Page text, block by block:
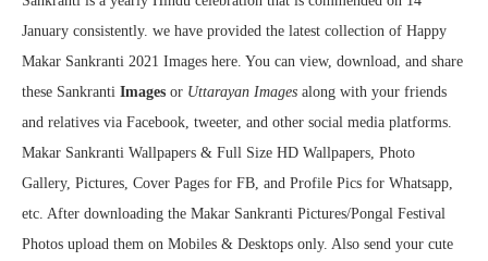
January consistently. we have provided the latest collection of Happy
Makar Sankranti 2021 Images here. You can view, download, and share
these Sankranti Images or Uttarayan Images along with your friends
and relatives via Facebook, tweeter, and other social media platforms.
Makar Sankranti Wallpapers & Full Size HD Wallpapers, Photo
Gallery, Pictures, Cover Pages for FB, and Profile Pics for Whatsapp,
etc. After downloading the Makar Sankranti Pictures/Pongal Festival
Photos upload them on Mobiles & Desktops only. Also send your cute